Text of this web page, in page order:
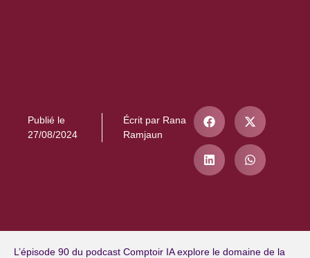
Publié le
27/08/2024
Écrit parRana
Ramjaun
L’épisode 90 du podcast Comptoir IA explore le domaine de la